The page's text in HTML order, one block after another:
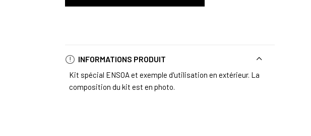
INFORMATIONS PRODUIT
Kit spécial ENSOA et exemple d'utilisation en extérieur. La
composition du kit est en photo.